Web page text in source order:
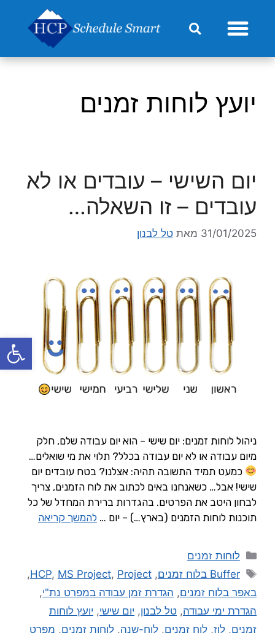
פתח
יועץ לוחות זמנים
יום השישי – עובדים או לא
עובדים – זו השאלה…
31/01/2025 מאת טל לבנון
ניהול לוחות זמנים: יום שישי – הוא יום עבודה שלם, חלק
מיום עבודה או לא יום עבודה בכלל? תלוי את מי שואלים…
כמעט תמיד התשובה תהיה: אצלנו? בטח עובדים יום
שישי! אבל… כשאנחנו באים לכתוב את לוח הזמנים, צריך
לבחון היטב את הפרטים. בהגדרות ברירת המחדל של כל
תוכנות לוחות הזמנים (בארץ…) – יום … להמשך קריאה
לוחות זמנים
Buffer בלוח זמנים
,
HCP, MS Project, Project
,
באפר בלוח זמנים, הגדרת זמן עבודה במפרט נת"י,
הגדרת ימי עבודה, טל לבנון, יום שישי, יועץ לוחות
זמנים, לוז, לוח זמנים, לוח-שנה, לוחות זמנים, מפרט